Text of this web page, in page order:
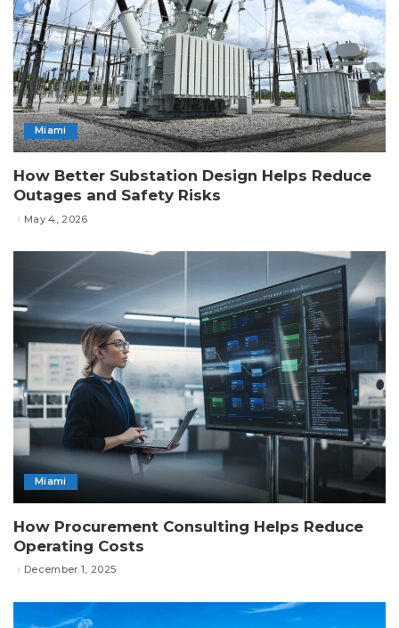
Miami
How Better Substation Design Helps Reduce
Outages and Safety Risks
May 4, 2026
Miami
How Procurement Consulting Helps Reduce
Operating Costs
December 1, 2025